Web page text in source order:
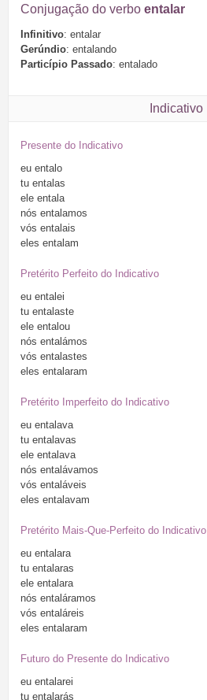
Conjugação do verbo entalar
Infinitivo: entalar
Gerúndio: entalando
Particípio Passado: entalado
Indicativo
Presente do Indicativo
eu entalo
tu entalas
ele entala
nós entalamos
vós entalais
eles entalam
Pretérito Perfeito do Indicativo
eu entalei
tu entalaste
ele entalou
nós entalámos
vós entalastes
eles entalaram
Pretérito Imperfeito do Indicativo
eu entalava
tu entalavas
ele entalava
nós entalávamos
vós entaláveis
eles entalavam
Pretérito Mais-Que-Perfeito do Indicativo
eu entalara
tu entalaras
ele entalara
nós entaláramos
vós entaláreis
eles entalaram
Futuro do Presente do Indicativo
eu entalarei
tu entalarás